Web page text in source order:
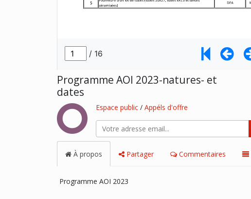
Programme AOI 2023-natures- et
dates
Espace public / Appéls d'offre
À propos Partager Commentaires
Programme AOI 2023